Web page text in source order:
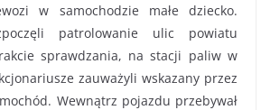
w samochodzie małe dziecko.
patrolowanie ulic powiatu
sprawdzania, na stacji paliw w
zauważyli wskazany przez
Wewnątrz pojazdu przebywał